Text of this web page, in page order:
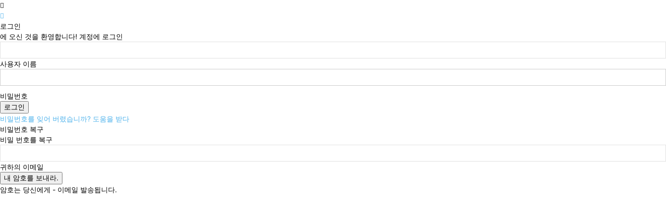
로그인
에 오신 것을 환영합니다! 계정에 로그인
사용자 이름
비밀번호
비밀번호를 잊어 버렸습니까? 도움을 받다
비밀번호 복구
비밀 번호를 복구
귀하의 이메일
암호는 당신에게 - 이메일 발송됩니다.